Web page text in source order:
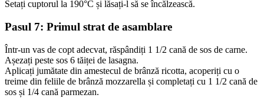
Setați cuptorul la 190°C și lăsați-l să se încălzească.
Pasul 7: Primul strat de asamblare
Într-un vas de copt adecvat, răspândiți 1 1/2 cană de sos de carne.
Așezați peste sos 6 tăiței de lasagna.
Aplicați jumătate din amestecul de brânză ricotta, acoperiți cu o
treime din feliile de brânză mozzarella și completați cu 1 1/2 cană de
sos și 1/4 cană parmezan.